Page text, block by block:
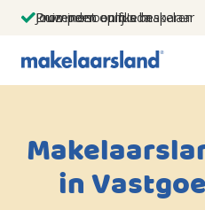
Jouw persoonlijke makelaar
Duizenden euro's besparen
Prominent op funda
in